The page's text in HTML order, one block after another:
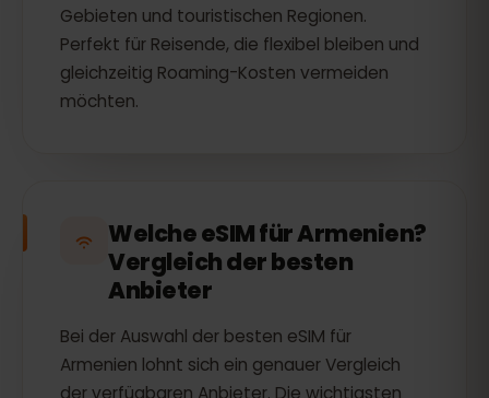
Gebieten und touristischen Regionen.
Perfekt für Reisende, die flexibel bleiben und
gleichzeitig Roaming-Kosten vermeiden
möchten.
Welche eSIM für Armenien?
Vergleich der besten
Anbieter
Bei der Auswahl der besten eSIM für
Armenien lohnt sich ein genauer Vergleich
der verfügbaren Anbieter. Die wichtigsten